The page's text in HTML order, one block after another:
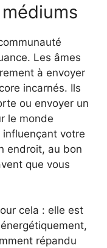
Les âmes
à envoyer
incarnés. Ils
ou envoyer un
le monde
votre
endroit, au bon
que vous
cela : elle est
répandu